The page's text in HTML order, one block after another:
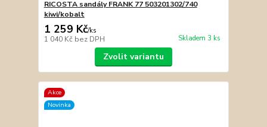
RICOSTA sandály FRANK 77 503201302/740
kiwi/kobalt
1 259 Kč/ks
1 040 Kč bez DPH Skladem 3 ks
Zvolit variantu
Akce
Novinka